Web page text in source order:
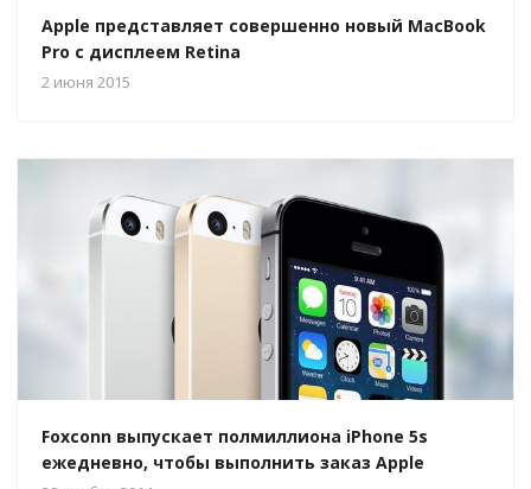
Apple представляет совершенно новый MacBook
Pro с дисплеем Retina
2 июня 2015
Foxconn выпускает полмиллиона iPhone 5s
ежедневно, чтобы выполнить заказ Apple